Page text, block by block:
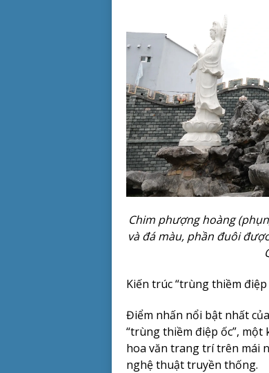
Chim phượng hoàng
và đá màu, phần đuôi
Kiến trúc “trùng thiềm
Điểm nhấn nổi bật nhất
“trùng thiềm điệp ốc”,
hoa văn trang trí trên mái
nghệ thuật truyền thống.